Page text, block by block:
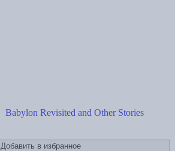
Babylon Revisited and Other Stories
Добавить в избранное